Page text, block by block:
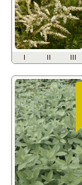
I II III